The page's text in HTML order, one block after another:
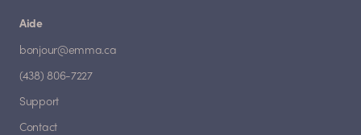
Aide
bonjour@emma.ca
(438) 806-7227
Support
Contact